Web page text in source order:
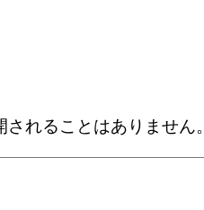
れることはありません。